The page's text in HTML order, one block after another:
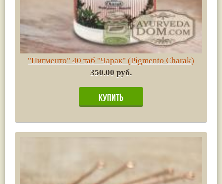
"Пигменто" 40 таб "Чарак" (Pigmento Charak)
350.00 руб.